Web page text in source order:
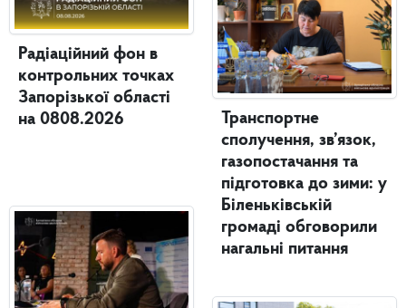
Радіаційний фон в
контрольних точках
Запорізької області
на 0808.2026
Транспортне
сполучення, зв’язок,
газопостачання та
підготовка до зими: у
Біленьківській
громаді обговорили
нагальні питання